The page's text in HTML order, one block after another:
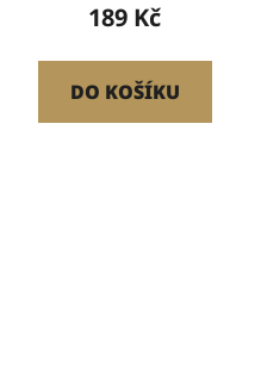
189 Kč
DO KOŠÍKU